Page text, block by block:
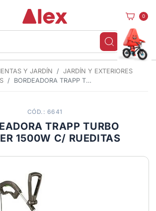
0
Y JARDÍN
JARDÍN Y EXTERIORES
BORDEADORA TRAPP TURBO MASTER 1500W C/ RUEDITAS
CÓD.: 6641
TRAPP TURBO
1500W C/ RUEDITAS